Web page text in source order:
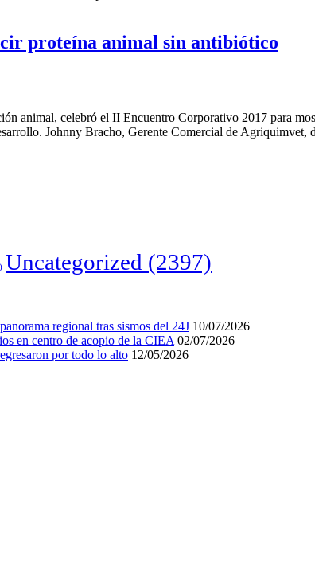
proteína animal sin antibiótico
animal, celebró el II Encuentro Corporativo 2017 para
Johnny Bracho, Gerente Comercial de
Uncategorized (2397)
regional tras sismos del 24J 10/07/2026
en centro de acopio de la CIEA 02/07/2026
por todo lo alto 12/05/2026